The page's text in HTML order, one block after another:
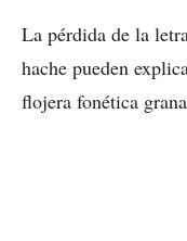
La pérdida de la
hache pueden
flojera fonética